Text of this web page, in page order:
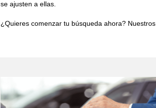
se ajusten a ellas.
¿Quieres comenzar tu búsqueda ahora? Nuestros